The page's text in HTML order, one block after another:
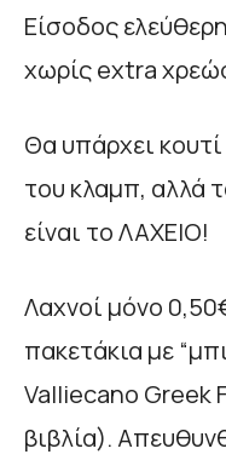
Είσοδος
χωρίς extra
Θα υπάρχει
του κλαμπ, αλλά
είναι το ΛΑΧΕΙΟ!
Λαχνοί μόνο
πακετάκια με
Valliecano Greek
βιβλία).